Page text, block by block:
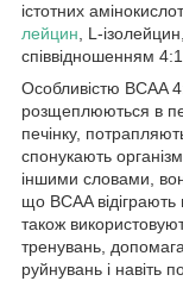
істотних
лейцин, L-
співвідношенням
Особливістю BCAA
розщеплюються в
печінку,
спонукають
іншими словами,
що BCAA
також
тренувань,
руйнувань і навіть